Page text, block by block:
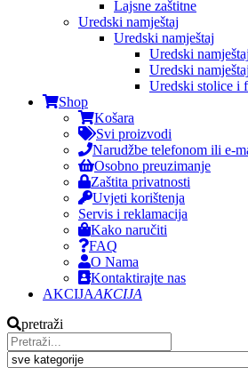
Lajsne zaštitne
Uredski namještaj
Uredski namještaj
Uredski
Uredski
Uredski stolice i
Shop
Košara
Svi proizvodi
Narudžbe telefonom ili e-
Osobno preuzimanje
Zaštita privatnosti
Uvjeti korištenja
Servis i reklamacija
Kako naručiti
FAQ
O Nama
Kontaktirajte nas
AKCIJAAKCIJA
pretraži